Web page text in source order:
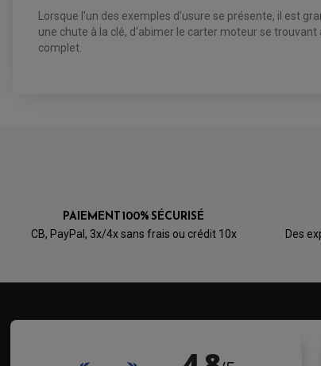
Lorsque l'un des exemples d'usure se présente, il est
une chute à la clé, d'abimer le carter moteur se
complet.
Avis soumis à un contrôle
PAIEMENT 100% SÉCURISÉ
CB, PayPal, 3x/4x sans frais ou crédit 10x Des